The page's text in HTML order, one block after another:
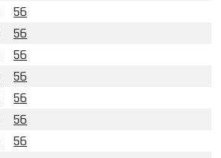
56
56
56
56
56
56
56